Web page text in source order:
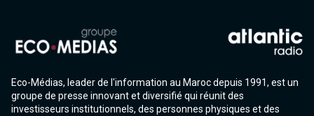
Eco-Médias, leader de l'information au Maroc depuis 1991, est un
groupe de presse innovant et diversifié qui réunit des
investisseurs institutionnels, des personnes physiques et des